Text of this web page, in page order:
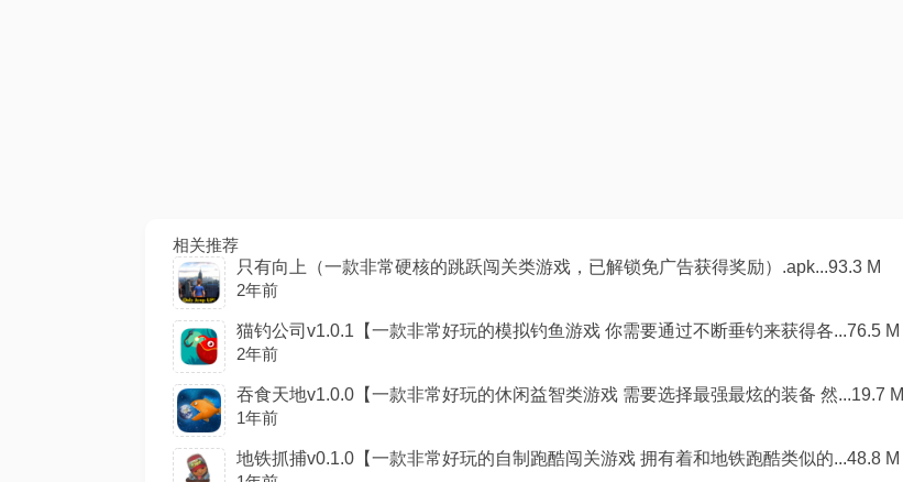
相关推荐
只有向上（一款非常硬核的跳跃闯关类游戏，已解锁免广告获得奖励）.apk...93.3 M
2年前
猫钓公司v1.0.1【一款非常好玩的模拟钓鱼游戏 你需要通过不断垂钓来获得各...76.5 M
2年前
吞食天地v1.0.0【一款非常好玩的休闲益智类游戏 需要选择最强最炫的装备 然...19.7 M
1年前
地铁抓捕v0.1.0【一款非常好玩的自制跑酷闯关游戏 拥有着和地铁跑酷类似的...48.8 M